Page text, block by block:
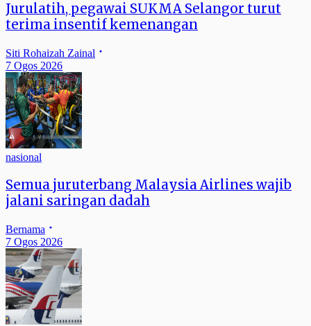
Jurulatih, pegawai SUKMA Selangor turut
terima insentif kemenangan
Siti Rohaizah Zainal
7 Ogos 2026
nasional
Semua juruterbang Malaysia Airlines wajib
jalani saringan dadah
Bernama
7 Ogos 2026